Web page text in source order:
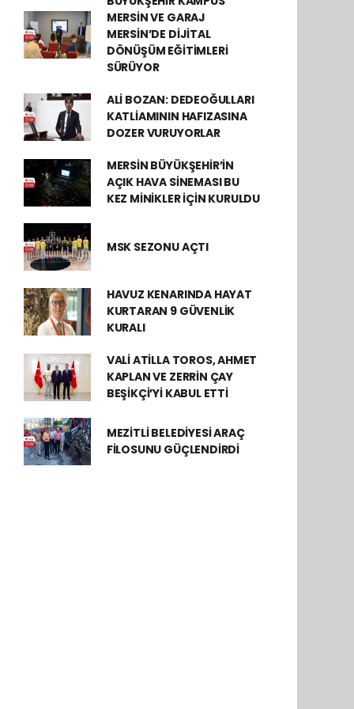
MERSİN VE GARAJ
MERSİN’DE DİJİTAL
DÖNÜŞÜM EĞİTİMLERİ
SÜRÜYOR
ALİ BOZAN: DEDEOĞULLARI
KATLİAMININ HAFIZASINA
DOZER VURUYORLAR
MERSİN BÜYÜKŞEHİR’İN
AÇIK HAVA SİNEMASI BU
KEZ MİNİKLER İÇİN KURULDU
MSK SEZONU AÇTI
HAVUZ KENARINDA HAYAT
KURTARAN 9 GÜVENLİK
KURALI
VALİ ATİLLA TOROS, AHMET
KAPLAN VE ZERRİN ÇAY
BEŞİKÇİ’Yİ KABUL ETTİ
MEZİTLİ BELEDİYESİ ARAÇ
FİLOSUNU GÜÇLENDİRDİ